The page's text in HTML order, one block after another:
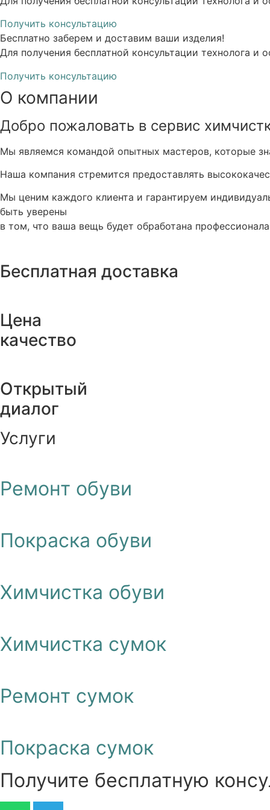
Получить консультацию
Бесплатно заберем и доставим ваши изделия!
Для получения бесплатной консультации технолога
Получить консультацию
О компании
Добро пожаловать в сервис
Мы являемся командой опытных мастеров, которые
Наша компания стремится предоставлять
Мы ценим каждого клиента и гарантируем
быть уверены
в том, что ваша вещь будет обработана
Бесплатная доставка
Цена
качество
Открытый
диалог
Услуги
Ремонт обуви
Покраска обуви
Химчистка обуви
Химчистка сумок
Ремонт сумок
Покраска сумок
Получите бесплатную